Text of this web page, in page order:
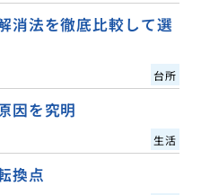
消法を徹底比較して選
台所
因を究明
生活
換点